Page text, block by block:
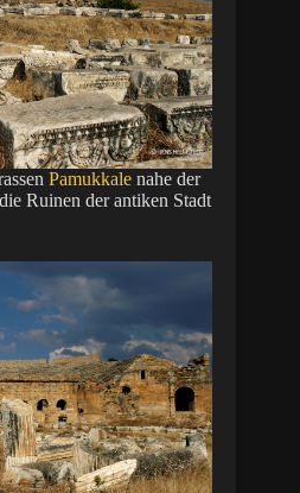
Pamukkale nahe der
Ruinen der antiken Stadt